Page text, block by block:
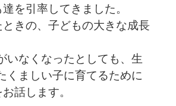
を引率してきました。
きの、子どもの大きな成長
いなくなったとしても、生
くましい子に育てるために
話します。